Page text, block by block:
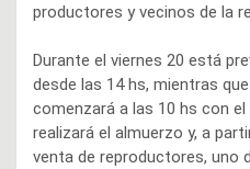
productores y vecinos de la
Durante el viernes 20 está
desde las 14 hs, mientras
comenzará a las 10 hs con
realizará el almuerzo y, a
venta de reproductores, uno